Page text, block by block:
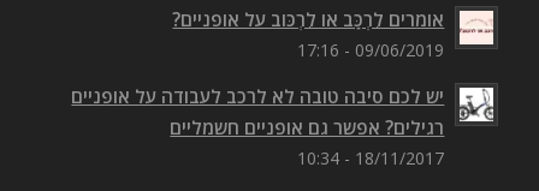
אומרים לִרְכַּב או לִרְכּוב על אופניים?
09/06/2019 - 17:16
יש לכם סיבה טובה לא לרכב לעבודה על אופניים
רגילים? אפשר גם אופניים חשמליים
18/11/2017 - 10:34